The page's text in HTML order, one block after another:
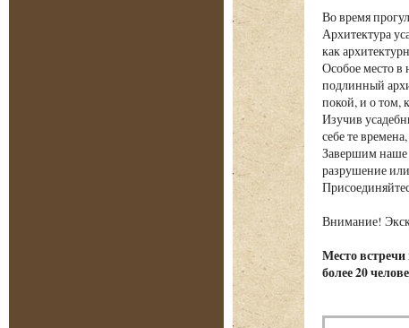
Во время
Архитектура
как
Особое место в
подлинный
покой, и о том,
Изучив
себе те
Завершим наше
разрушение
Внимание!
Место встречи
более 20